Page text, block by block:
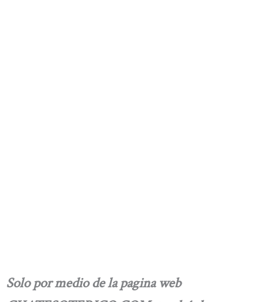
Solo por medio de la pagina web